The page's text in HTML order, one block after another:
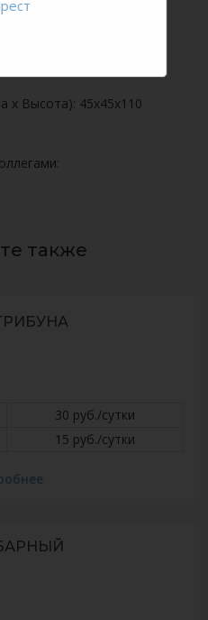
х Высота): 45x45x110
также
30 руб./сутки
15 руб./сутки